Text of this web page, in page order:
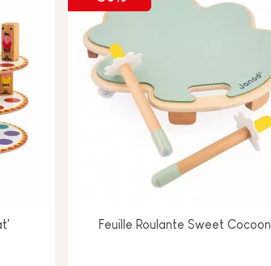
Feuille Roulante Sweet Cocoon